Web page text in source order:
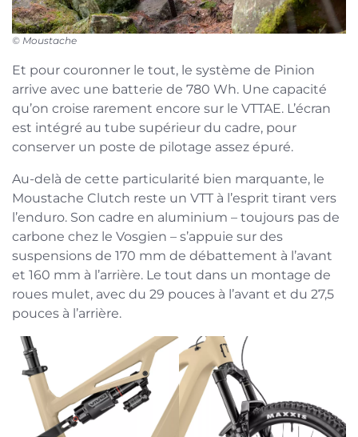
© Moustache
Et pour couronner le tout, le système de Pinion
arrive avec une batterie de 780 Wh. Une capacité
qu’on croise rarement encore sur le VTTAE. L’écran
est intégré au tube supérieur du cadre, pour
conserver un poste de pilotage assez épuré.
Au-delà de cette particularité bien marquante, le
Moustache Clutch reste un VTT à l’esprit tirant vers
l’enduro. Son cadre en aluminium – toujours pas de
carbone chez le Vosgien – s’appuie sur des
suspensions de 170 mm de débattement à l’avant
et 160 mm à l’arrière. Le tout dans un montage de
roues mulet, avec du 29 pouces à l’avant et du 27,5
pouces à l’arrière.